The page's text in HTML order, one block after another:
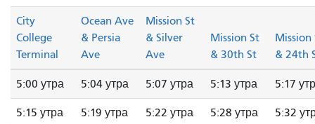
City
College
Terminal
Ocean Ave
& Persia
Ave
Mission St
& Silver
Ave
Mission St
& 30th St
Mission
& 24th
5:00 утра 5:04 утра 5:07 утра 5:13 утра 5:17
5:15 утра 5:19 утра 5:22 утра 5:28 утра 5:32